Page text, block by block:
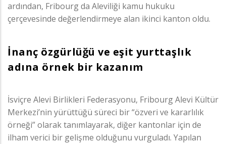
ardından, Fribourg da Aleviliği kamu hukuku
çerçevesinde değerlendirmeye alan ikinci kanton oldu.
İnanç özgürlüğü ve eşit yurttaşlık
adına örnek bir kazanım
İsviçre Alevi Birlikleri Federasyonu, Fribourg Alevi Kültür
Merkezi’nin yürüttüğü süreci bir “özveri ve kararlılık
örneği” olarak tanımlayarak, diğer kantonlar için de
ilham verici bir gelişme olduğunu vurguladı. Yapılan